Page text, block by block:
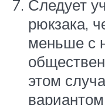
Следует
рюкзака,
меньше с
этом